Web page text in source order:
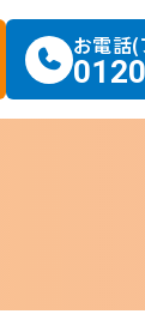
お電話